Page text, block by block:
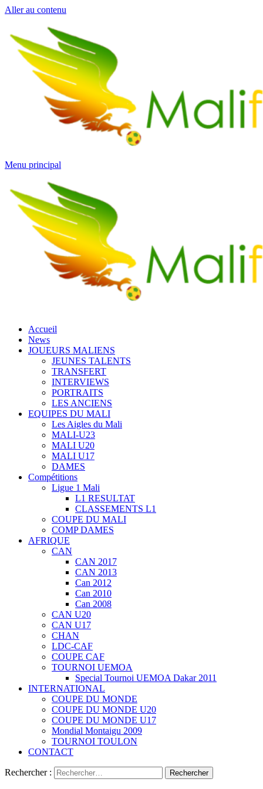
Aller au contenu
Menu principal
Accueil
News
JOUEURS MALIENS
JEUNES TALENTS
TRANSFERT
INTERVIEWS
PORTRAITS
LES ANCIENS
EQUIPES DU MALI
Les Aigles du Mali
MALI-U23
MALI U20
MALI U17
DAMES
Compétitions
Ligue 1 Mali
L1 RESULTAT
CLASSEMENTS L1
COUPE DU MALI
COMP DAMES
AFRIQUE
CAN
CAN 2017
CAN 2013
Can 2012
Can 2010
Can 2008
CAN U20
CAN U17
CHAN
LDC-CAF
COUPE CAF
TOURNOI UEMOA
Special Tournoi UEMOA Dakar 2011
INTERNATIONAL
COUPE DU MONDE
COUPE DU MONDE U20
COUPE DU MONDE U17
Mondial Montaigu 2009
TOURNOI TOULON
CONTACT
Rechercher :